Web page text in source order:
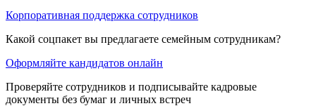
Корпоративная поддержка сотрудников
Какой соцпакет вы предлагаете семейным сотрудникам?
Оформляйте кандидатов онлайн
Проверяйте сотрудников и подписывайте кадровые
документы без бумаг и личных встреч